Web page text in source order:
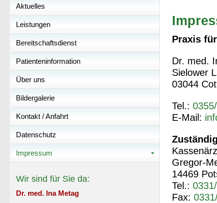
Aktuelles
Leistungen
Bereitschaftsdienst
Patienteninformation
Über uns
Bildergalerie
Kontakt / Anfahrt
Datenschutz
Impressum
Wir sind für Sie da:
Dr. med. Ina Metag
Praxis
Dr. med.
Sielower
03044
Tel.:
E-Mail:
Gregor-
14469
Tel.:
Fax: